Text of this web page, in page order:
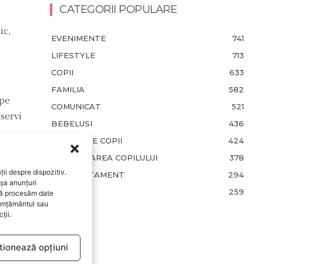
despre dispozitiv.
anunțuri
procesăm date
sau
opțiuni
CATEGORII POPULARE
EVENIMENTE
741
LIFESTYLE
713
COPII
633
FAMILIA
582
COMUNICAT
521
BEBELUSI
436
SANATATE COPII
424
DEZVOLTAREA COPILULUI
378
COMPORTAMENT
294
RETETE
259